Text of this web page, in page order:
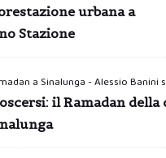
urbana a
Stazione
a Sinalunga - Alessio Banini
il Ramadan